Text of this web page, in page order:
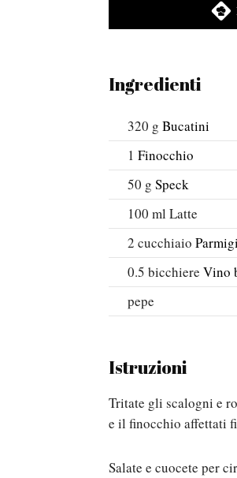
Ingredienti
320 g Bucatini
1 Finocchio
50 g Speck
100 ml Latte
2 cucchiaio
0.5 bicchiere Vino
pepe
Istruzioni
Tritate gli scalogni e
e il finocchio affettati
Salate e cuocete per